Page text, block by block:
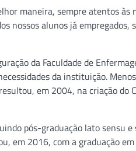
maneira, sempre atentos às
nossos alunos já
da Faculdade de
da instituição.
em 2004, na criação do
pós-graduação lato sensu
em 2016, com a graduação